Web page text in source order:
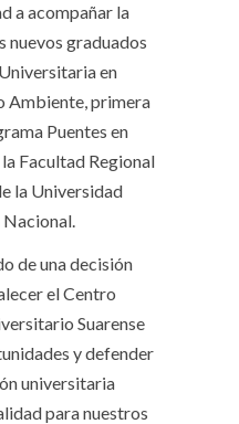
a acompañar la
nuevos graduados
en
Ambiente, primera
Puentes en
Facultad Regional
la Universidad
de una decisión
el Centro
Suarense
y defender
universitaria
para nuestros